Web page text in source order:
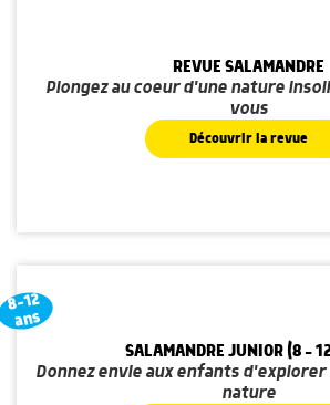
REVUE SALAMANDRE
Plongez au coeur d'une nature
vous
Découvrir la revue
8-12
ans
SALAMANDRE JUNIOR (8 -
Donnez envie aux enfants
nature